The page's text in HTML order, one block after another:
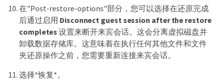
在"Post-restore-options"部分，您可以选择在还原完成
后通过启用 Disconnect guest session after the restore
completes 设置来断开来宾会话。这会分离虚拟磁盘并
卸载数据存储库。这意味着在执行任何其他文件和文件
夹还原操作之前，您需要重新连接来宾会话。
选择*恢复*。